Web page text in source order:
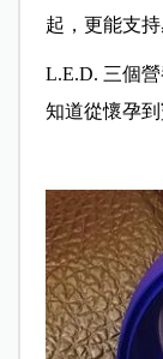
起，更能支
L.E.D. 三個
知道從懷孕